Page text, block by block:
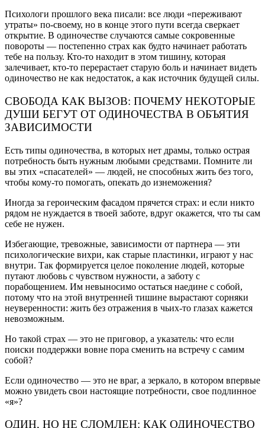
Психологи прошлого века писали: все люди «переживают
утраты» по-своему, но в конце этого пути всегда сверкает
открытие. В одиночестве случаются самые сокровенные
повороты — постепенно страх как будто начинает работать
тебе на пользу. Кто-то находит в этом тишину, которая
залечивает, кто-то перерастает старую боль и начинает видеть
одиночество не как недостаток, а как источник будущей силы.
СВОБОДА КАК ВЫЗОВ: ПОЧЕМУ НЕКОТОРЫЕ
ДУШИ БЕГУТ ОТ ОДИНОЧЕСТВА В ОБЪЯТИЯ
ЗАВИСИМОСТИ
Есть типы одиночества, в которых нет драмы, только острая
потребность быть нужным любыми средствами. Помните ли
вы этих «спасателей» — людей, не способных жить без того,
чтобы кому-то помогать, опекать до изнеможения?
Иногда за героическим фасадом прячется страх: и если никто
рядом не нуждается в твоей заботе, вдруг окажется, что ты сам
себе не нужен.
Избегающие, тревожные, зависимости от партнера — эти
психологические вихри, как старые пластинки, играют у нас
внутри. Так формируется целое поколение людей, которые
путают любовь с чувством нужности, а заботу с
порабощением. Им невыносимо остаться наедине с собой,
потому что на этой внутренней тишине вырастают сорняки
неуверенности: жить без отражения в чьих-то глазах кажется
невозможным.
Но такой страх — это не приговор, а указатель: что если
поиски поддержки вовне пора сменить на встречу с самим
собой?
Если одиночество — это не враг, а зеркало, в котором впервые
можно увидеть свои настоящие потребности, свое подлинное
«я»?
ОДИН, НО НЕ СЛОМЛЕН: КАК ОДИНОЧЕСТВО